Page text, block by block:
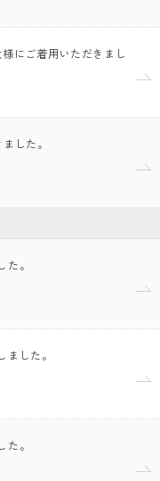
にご着用いただきまし
した。
。
した。
。